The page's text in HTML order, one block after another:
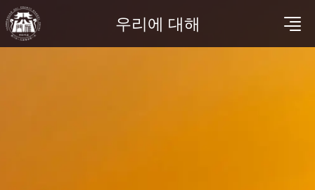
우리에 대해